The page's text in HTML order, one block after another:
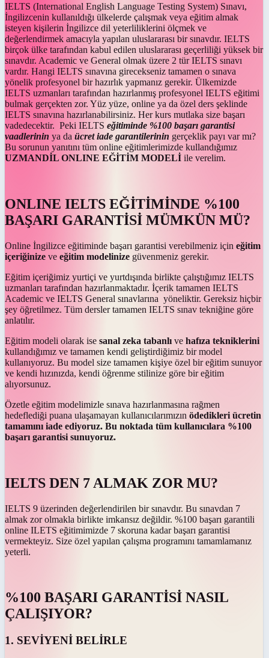
IELTS (International English Language Testing System) Sınavı,
İngilizcenin kullanıldığı ülkelerde çalışmak veya eğitim almak
isteyen kişilerin İngilizce dil yeterliliklerini ölçmek ve
değerlendirmek amacıyla yapılan uluslararası bir sınavdır. IELTS
birçok ülke tarafından kabul edilen uluslararası geçerliliği yüksek bir
sınavdır. Academic ve General olmak üzere 2 tür IELTS sınavı
vardır. Hangi IELTS sınavına girecekseniz tamamen o sınava
yönelik profesyonel bir hazırlık yapmanız gerekir. Ülkemizde
IELTS uzmanları tarafından hazırlanmış profesyonel IELTS eğitimi
bulmak gerçekten zor. Yüz yüze, online ya da özel ders şeklinde
IELTS sınavına hazırlanabilirsiniz. Her kurs mutlaka size başarı
vadedecektir. Peki IELTS eğitiminde %100 başarı garantisi
vaadlerinin ya da ücret iade garantilerinin gerçeklik payı var mı?
Bu sorunun yanıtını tüm online eğitimlerimizde kullandığımız
UZMANDİL ONLINE EĞİTİM MODELİ ile verelim.
ONLINE IELTS EĞİTİMİNDE %100
BAŞARI GARANTİSİ MÜMKÜN MÜ?
Online İngilizce eğitiminde başarı garantisi verebilmeniz için eğitim
içeriğinize ve eğitim modelinize güvenmeniz gerekir.
Eğitim içeriğimiz yurtiçi ve yurtdışında birlikte çalıştığımız IELTS
uzmanları tarafından hazırlanmaktadır. İçerik tamamen IELTS
Academic ve IELTS General sınavlarına yöneliktir. Gereksiz hiçbir
şey öğretilmez. Tüm dersler tamamen IELTS sınav tekniğine göre
anlatılır.
Eğitim modeli olarak ise sanal zeka tabanlı ve hafıza tekniklerini
kullandığımız ve tamamen kendi geliştirdiğimiz bir model
kullanıyoruz. Bu model size tamamen kişiye özel bir eğitim sunuyor
ve kendi hızınızda, kendi öğrenme stilinize göre bir eğitim
alıyorsunuz.
Özetle eğitim modelimizle sınava hazırlanmasına rağmen
hedeflediği puana ulaşamayan kullanıcılarımızın ödedikleri ücretin
tamamını iade ediyoruz. Bu noktada tüm kullanıcılara %100
başarı garantisi sunuyoruz.
IELTS DEN 7 ALMAK ZOR MU?
IELTS 9 üzerinden değerlendirilen bir sınavdır. Bu sınavdan 7
almak zor olmakla birlikte imkansız değildir. %100 başarı garantili
online ILETS eğitimimizde 7 skoruna kadar başarı garantisi
vermekteyiz. Size özel yapılan çalışma programını tamamlamanız
yeterli.
%100 BAŞARI GARANTİSİ NASIL
ÇALIŞIYOR?
1. SEVİYENİ BELİRLE